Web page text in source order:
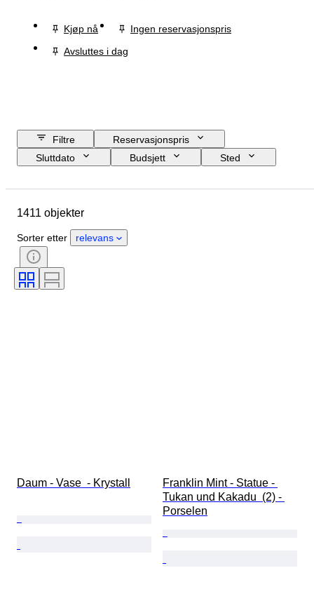
Kjøp nå
Ingen reservasjonspris
Avsluttes i dag
Filtre
Reservasjonspris
Sluttdato
Budsjett
Sted
Materiale
Sertifisering
Emne
Stil
Farge
Dekor
1411 objekter
Sorter etter relevans
Daum - Vase  - Krystall
Franklin Mint - Statue -
Tukan und Kakadu  (2) -
Porselen